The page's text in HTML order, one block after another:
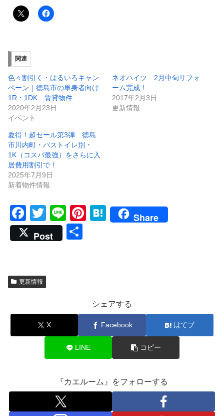
関連
色々割引く・はるいろキャン
ペーン｜徳島市の単身者向け
1R・1DK 賃貸物件
2020年2月23日
イベント
ネオハイツ 2月中旬リフォ
ーム完成！
2017年2月3日
更新情報
夏得！超セール第3弾 徳島
市川内町・バストイレ別・
1K（コスパ最強）をさらに入
居費用割引で！
2025年7月9日
新着物件情報
F
a
c
b
o
o
T
wi
tt
Li
n
e
Pi H
Share
Post
更新情報
シェアする
X Facebook はてブ
LINE コピー
『カエルーム』をフォローする